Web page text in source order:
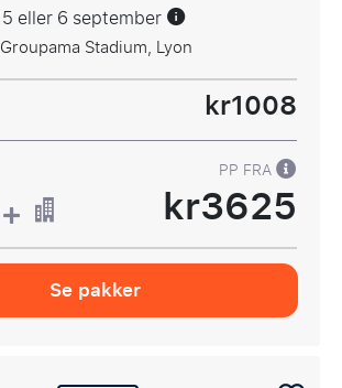
5 eller 6 september
Groupama Stadium, Lyon
kr1008
PP FRA
kr3625
Se pakker